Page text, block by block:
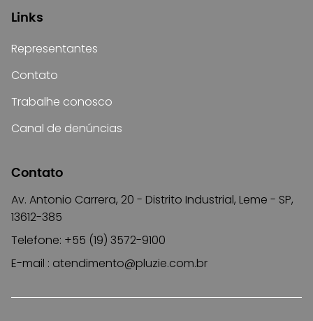
Links
Representantes
Contato
Trabalhe conosco
Canal de denúncias
Contato
Av. Antonio Carrera, 20 - Distrito Industrial, Leme - SP,
13612-385
Telefone: +55 (19) 3572-9100
E-mail : atendimento@pluzie.com.br